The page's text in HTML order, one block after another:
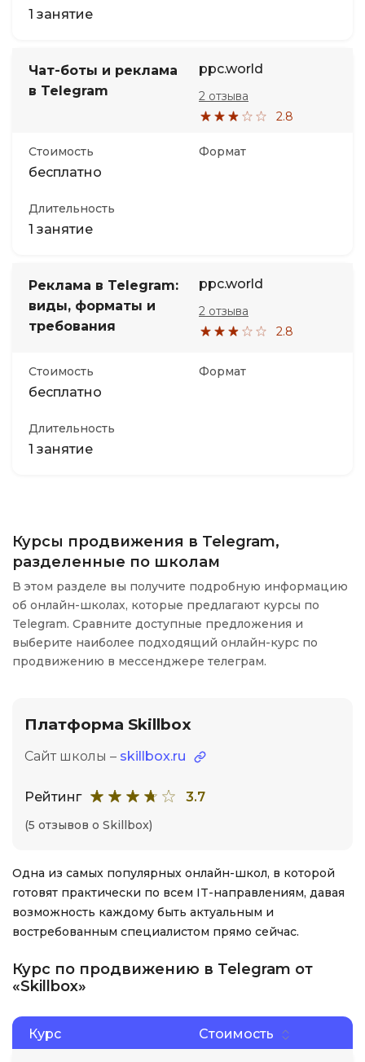
1 занятие
Чат-боты и реклама
в Telegram
ppc.world
2.8
2 отзыва
Стоимость
бесплатно
Формат
Длительность
1 занятие
Реклама в Telegram:
виды, форматы и
требования
ppc.world
2.8
2 отзыва
Стоимость
бесплатно
Формат
Длительность
1 занятие
Курсы продвижения в Telegram,
разделенные по школам
В этом разделе вы получите подробную информацию
об онлайн-школах, которые предлагают курсы по
Telegram. Сравните доступные предложения и
выберите наиболее подходящий онлайн-курс по
продвижению в мессенджере телеграм.
Платформа Skillbox
Сайт школы – skillbox.ru
Рейтинг 3.7
(5 отзывов о Skillbox)
Одна из самых популярных онлайн-школ, в которой
готовят практически по всем IT-направлениям, давая
возможность каждому быть актуальным и
востребованным специалистом прямо сейчас.
Курс по продвижению в Telegram от
«Skillbox»
Курс Стоимость